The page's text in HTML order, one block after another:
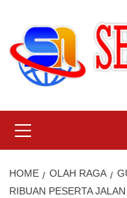
content
Menu
HOME OLAH RAGA
RIBUAN PESERTA